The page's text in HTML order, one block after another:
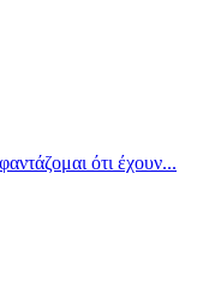
ότι έχουν...